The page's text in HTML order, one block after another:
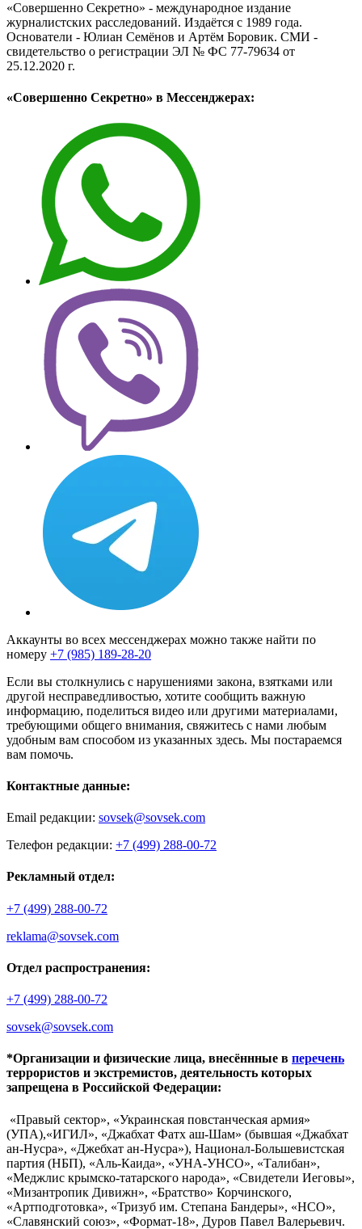
«Совершенно Секретно» - международное издание
журналистских расследований. Издаётся с 1989 года.
Основатели - Юлиан Семёнов и Артём Боровик. CМИ -
свидетельство о регистрации ЭЛ № ФС 77-79634 от
25.12.2020 г.
«Совершенно Секретно» в Мессенджерах:
Аккаунты во всех мессенджерах можно также найти по
номеру +7 (985) 189-28-20
Если вы столкнулись с нарушениями закона, взятками или
другой несправедливостью, хотите сообщить важную
информацию, поделиться видео или другими материалами,
требующими общего внимания, свяжитесь с нами любым
удобным вам способом из указанных здесь. Мы постараемся
вам помочь.
Контактные данные:
Email редакции: sovsek@sovsek.com
Телефон редакции: +7 (499) 288-00-72
Рекламный отдел:
+7 (499) 288-00-72
reklama@sovsek.com
Отдел распространения:
+7 (499) 288-00-72
sovsek@sovsek.com
*Организации и физические лица, внесённные в перечень
террористов и экстремистов, деятельность которых
запрещена в Российской Федерации:
«Правый сектор», «Украинская повстанческая армия»
(УПА),«ИГИЛ», «Джабхат Фатх аш-Шам» (бывшая «Джабхат
ан-Нусра», «Джебхат ан-Нусра»), Национал-Большевистская
партия (НБП), «Аль-Каида», «УНА-УНСО», «Талибан»,
«Меджлис крымско-татарского народа», «Свидетели Иеговы»,
«Мизантропик Дивижн», «Братство» Корчинского,
«Артподготовка», «Тризуб им. Степана Бандеры», «НСО»,
«Славянский союз», «Формат-18», Дуров Павел Валерьевич.